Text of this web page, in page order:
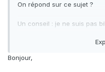
On répond sur ce sujet ?
Un conseil : je ne suis pas
structure. Mais en lisant
Bon promis, j'arrête de faire
Bonjour,